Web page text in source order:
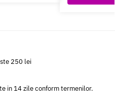
250 lei
in 14 zile conform termenilor.